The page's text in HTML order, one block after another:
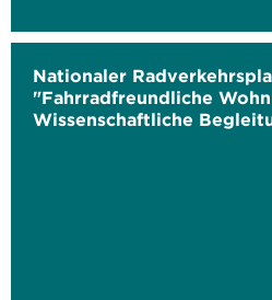
Nationaler
"Fahrradfreundliche
Wissenschaftliche